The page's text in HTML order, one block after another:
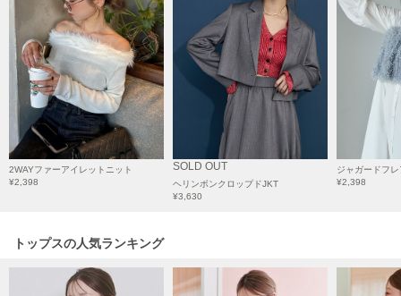
MOIGE
モワージュ
MUCHA
ミュシャ
NEW Balance
ニューバランス
NIKE
2WAYファーアイレットニット
¥2,398
SOLD OUT
ヘリンボンクロップドJKT
¥3,630
ジャガードフ
¥2,398
トップスの人気ランキング